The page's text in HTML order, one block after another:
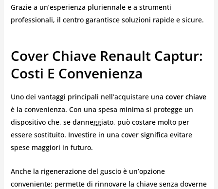
Grazie a un’esperienza pluriennale e a strumenti
professionali, il centro garantisce soluzioni rapide e sicure.
Cover Chiave Renault Captur:
Costi E Convenienza
Uno dei vantaggi principali nell’acquistare una cover chiave
è la convenienza. Con una spesa minima si protegge un
dispositivo che, se danneggiato, può costare molto per
essere sostituito. Investire in una cover significa evitare
spese maggiori in futuro.
Anche la rigenerazione del guscio è un’opzione
conveniente: permette di rinnovare la chiave senza doverne